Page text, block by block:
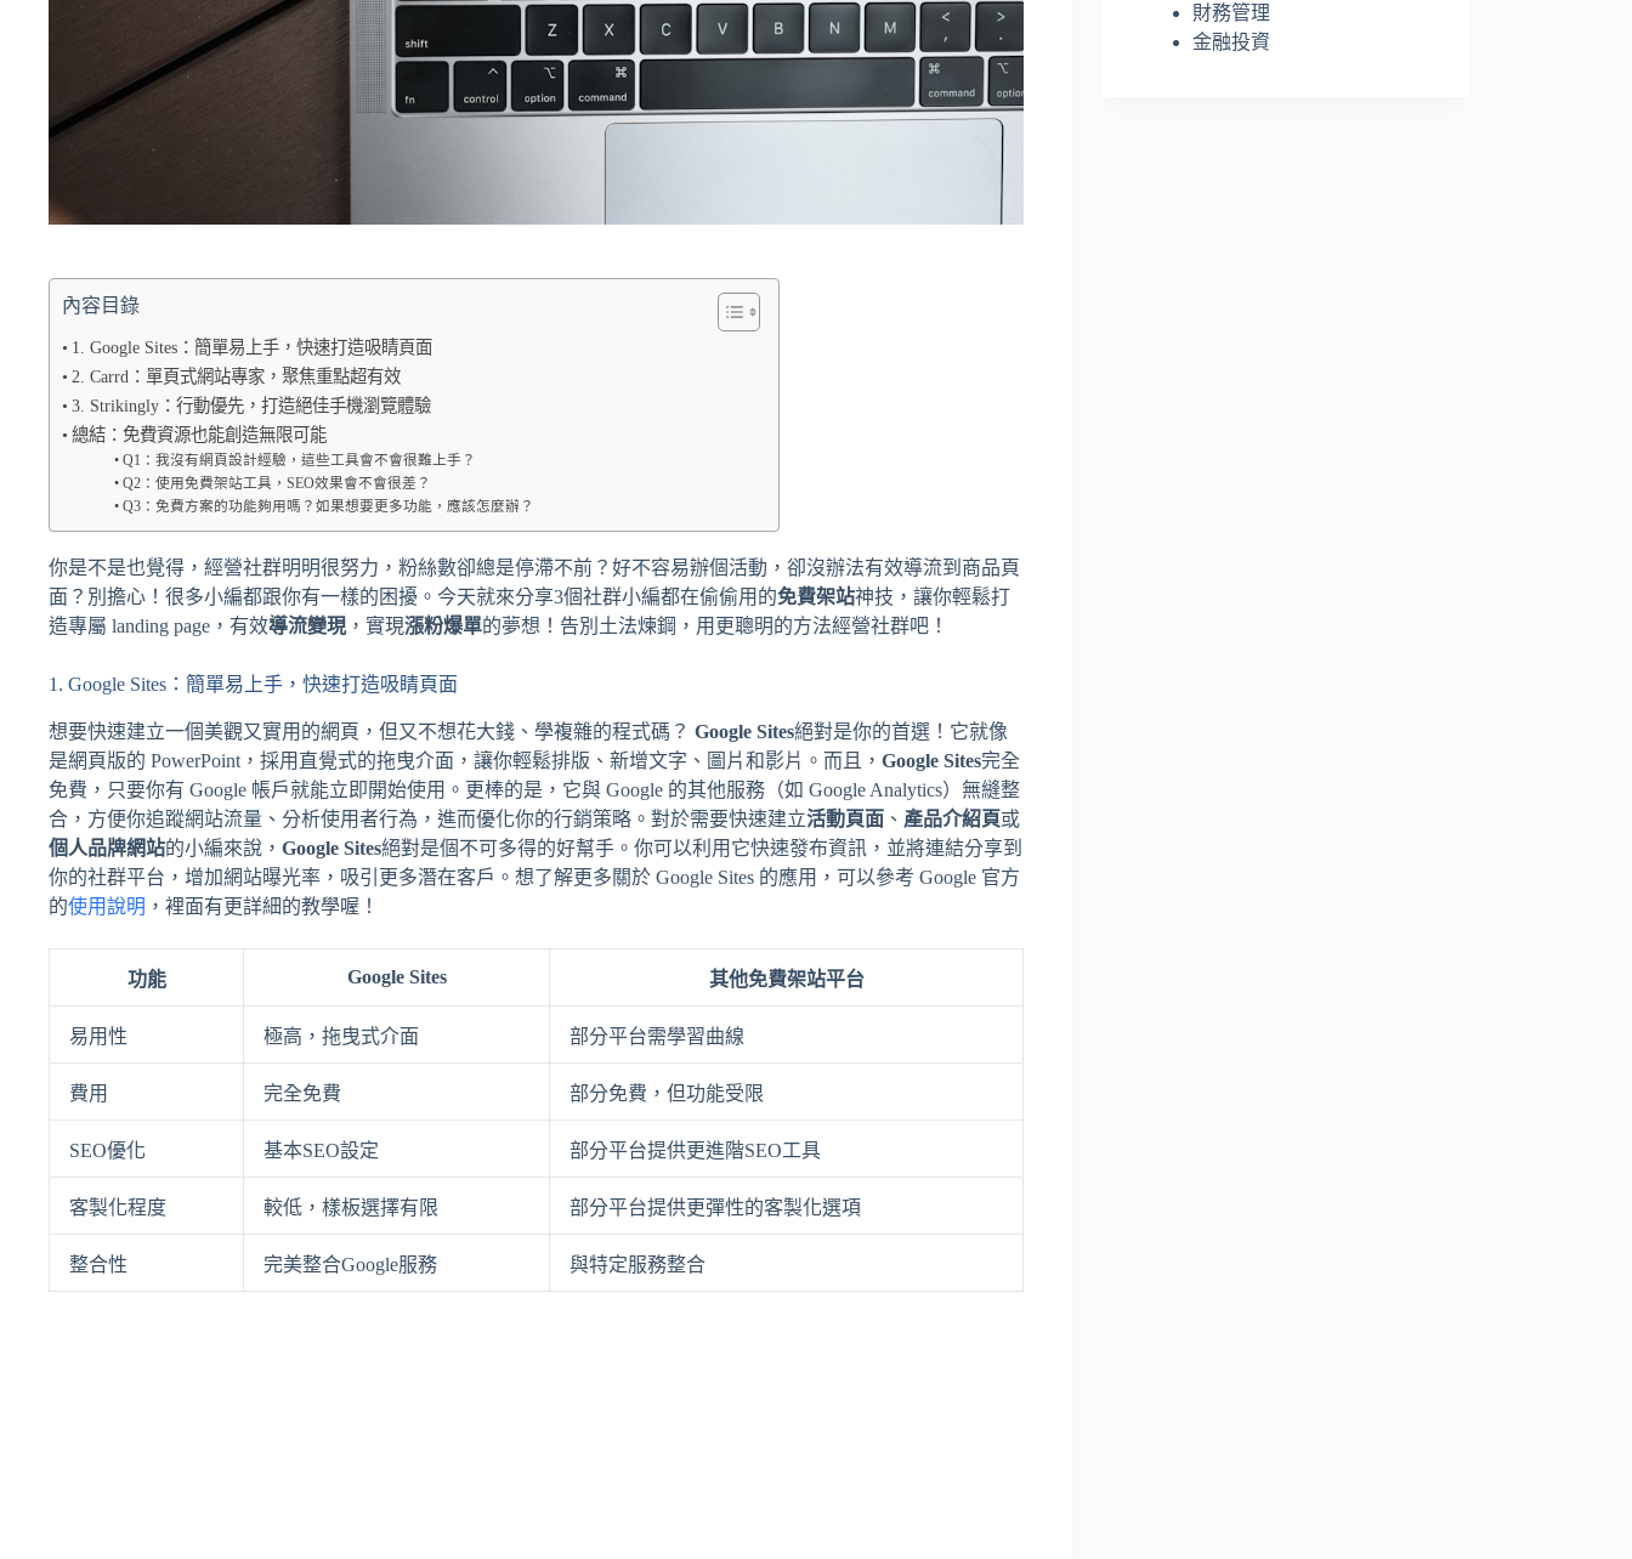
內容目錄
1. Google Sites：簡單易上手，快速打造吸睛頁面
2. Carrd：單頁式網站專家，聚焦重點超有效
3. Strikingly：行動優先，打造絕佳手機瀏覽體驗
總結：免費資源也能創造無限可能
Q1：我沒有網頁設計經驗，這些工具會不會很難上手？
Q2：使用免費架站工具，SEO效果會不會很差？
Q3：免費方案的功能夠用嗎？如果想要更多功能，應該怎麼辦？
你是不是也覺得，經營社群明明很努力，粉絲數卻總是停滯不前？好不容易辦個活動，卻沒辦法有效導流到商品頁
面？別擔心！很多小編都跟你有一樣的困擾。今天就來分享3個社群小編都在偷偷用的免費架站神技，讓你輕鬆打
造專屬 landing page，有效導流變現 ，實現漲粉爆單的夢想！告別土法煉鋼，用更聰明的方法經營社群吧！
1. Google Sites：簡單易上手，快速打造吸睛頁面
想要快速建立一個美觀又實用的網頁，但又不想花大錢、學複雜的程式碼？ Google Sites絕對是你的首選！它就像
是網頁版的 PowerPoint，採用直覺式的拖曳介面，讓你輕鬆排版、新增文字、圖片和影片。而且， Google Sites完全
免費，只要你有 Google 帳戶就能立即開始使用。更棒的是，它與 Google 的其他服務（如 Google Analytics）無縫整
合，方便你追蹤網站流量、分析使用者行為，進而優化你的行銷策略。對於需要快速建立活動頁面 、 產品介紹頁或
個人品牌網站的小編來說， Google Sites絕對是個不可多得的好幫手。你可以利用它快速發布資訊，並將連結分享到
你的社群平台，增加網站曝光率，吸引更多潛在客戶。想了解更多關於 Google Sites 的應用，可以參考 Google 官方
的使用說明 ，裡面有更詳細的教學喔！
功能 Google Sites 其他免費架站平台
易用性 極高，拖曳式介面 部分平台需學習曲線
費用 完全免費 部分免費，但功能受限
SEO優化 基本SEO設定 部分平台提供更進階SEO工具
客製化程度 較低，樣板選擇有限 部分平台提供更彈性的客製化選項
整合性 完美整合Google服務 與特定服務整合
財務管理
金融投資